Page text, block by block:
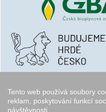
Tento web používá soubory
reklam, poskytování funkcí
návštěvnosti.